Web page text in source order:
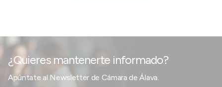
¿Quieres mantenerte informado?
Apúntate al Newsletter de Cámara de Álava.